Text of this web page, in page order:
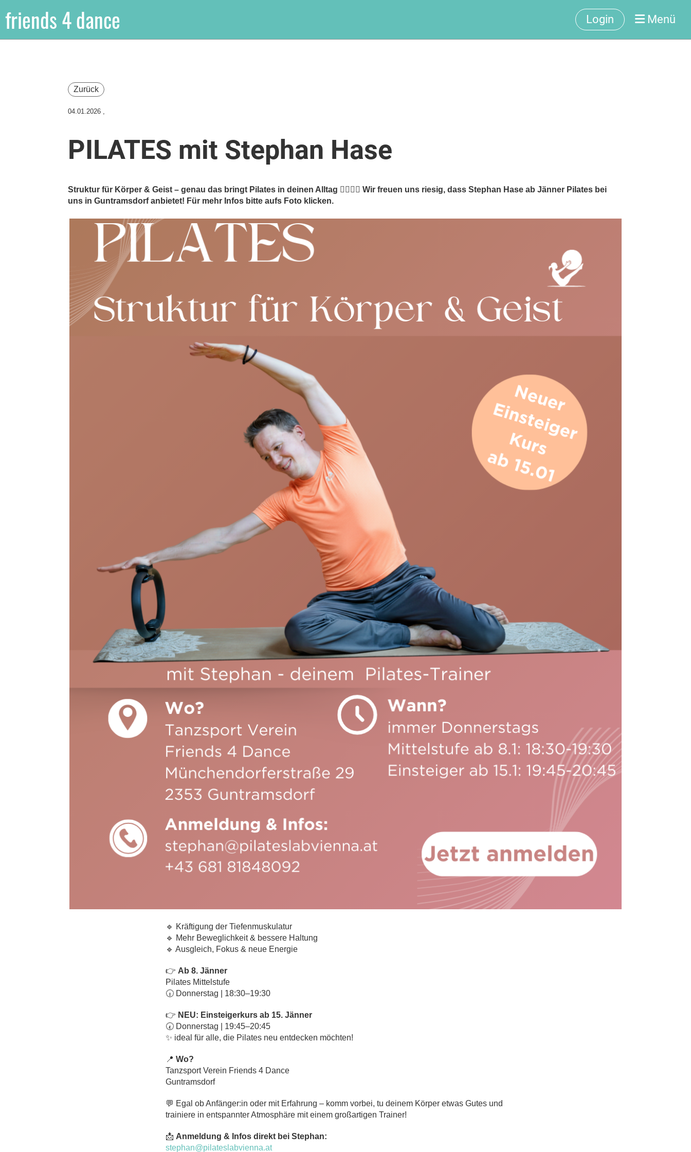
friends 4 dance Login Menü
Zurück
04.01.2026 ,
PILATES mit Stephan Hase
Struktur für Körper & Geist – genau das bringt Pilates in deinen Alltag 🧘‍♀️🧘‍♂️ Wir freuen uns riesig, dass Stephan Hase ab Jänner Pilates bei
uns in Guntramsdorf anbietet! Für mehr Infos bitte aufs Foto klicken.
🔹 Kräftigung der Tiefenmuskulatur
🔹 Mehr Beweglichkeit & bessere Haltung
🔹 Ausgleich, Fokus & neue Energie
👉 Ab 8. Jänner
Pilates Mittelstufe
🕡 Donnerstag | 18:30–19:30
👉 NEU: Einsteigerkurs ab 15. Jänner
🕢 Donnerstag | 19:45–20:45
✨ ideal für alle, die Pilates neu entdecken möchten!
📍 Wo?
Tanzsport Verein Friends 4 Dance
Guntramsdorf
💬 Egal ob Anfänger:in oder mit Erfahrung – komm vorbei, tu deinem Körper etwas Gutes und
trainiere in entspannter Atmosphäre mit einem großartigen Trainer!
📩 Anmeldung & Infos direkt bei Stephan:
stephan@pilateslabvienna.at